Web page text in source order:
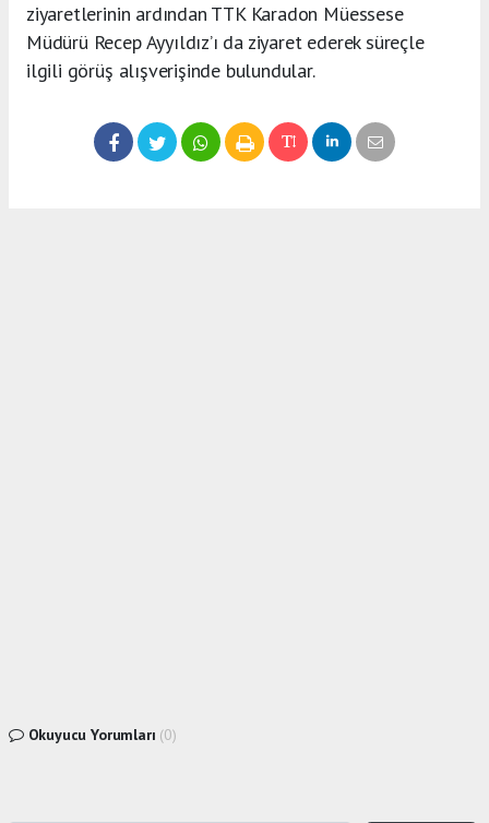
ziyaretlerinin ardından TTK Karadon Müessese
Müdürü Recep Ayyıldız’ı da ziyaret ederek süreçle
ilgili görüş alışverişinde bulundular.
Okuyucu Yorumları (0)